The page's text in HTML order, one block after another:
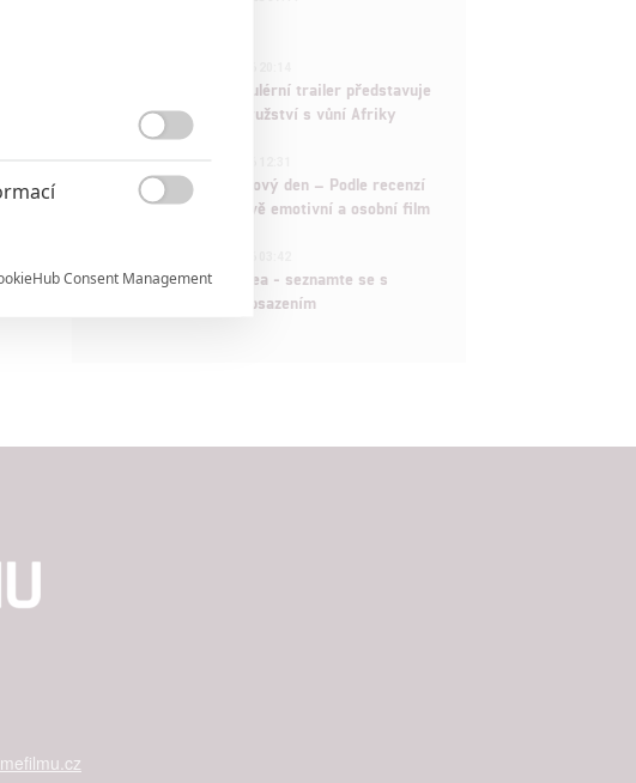
Děti krve a kostí: Regulérní trailer představuje
akční fantasy dobrodružství s vůní Afriky
Spider-Man: Zbrusu nový den – Podle recenzí
máme čekat překvapivě emotivní a osobní film
Velké preview: Odyssea - seznamte se s
maximálně nabitým obsazením

Consent Management